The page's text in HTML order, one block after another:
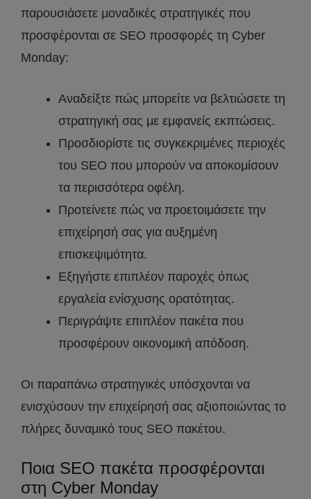
παρουσιάσετε μοναδικές στρατηγικές που
προσφέρονται σε SEO προσφορές τη Cyber
Monday:
Αναδείξτε πώς μπορείτε να βελτιώσετε τη
στρατηγική σας με εμφανείς εκπτώσεις.
Προσδιορίστε τις συγκεκριμένες περιοχές
του SEO που μπορούν να αποκομίσουν
τα περισσότερα οφέλη.
Προτείνετε πώς να προετοιμάσετε την
επιχείρησή σας για αυξημένη
επισκεψιμότητα.
Εξηγήστε επιπλέον παροχές όπως
εργαλεία ενίσχυσης ορατότητας.
Περιγράψτε επιπλέον πακέτα που
προσφέρουν οικονομική απόδοση.
Οι παραπάνω στρατηγικές υπόσχονται να
ενισχύσουν την επιχείρησή σας αξιοποιώντας το
πλήρες δυναμικό τους SEO πακέτου.
Ποια SEO πακέτα προσφέρονται
στη Cyber Monday